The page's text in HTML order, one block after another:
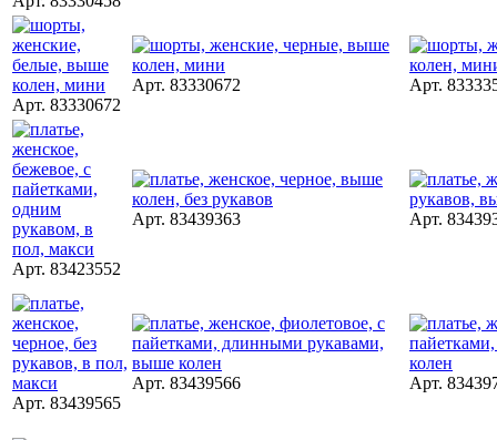
Арт. 83330672
Арт. 83330672 Арт.
Арт. 83423552
Арт. 83439363 Арт.
Арт. 83439565
Арт. 83439566 Арт.